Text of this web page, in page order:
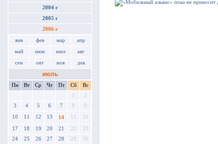
2004 г
2005 г
2006 г
янв фев мар апр
май июн июл авг
сен окт ноя дек
июль
Пн Вт Ср Чт Пт Сб
Вс
1
2
3
4 5 6 7 8 9
10 11 12 13 14 15 16
17 18 19 20 21 22
23
24
25 26 27 28 29
30